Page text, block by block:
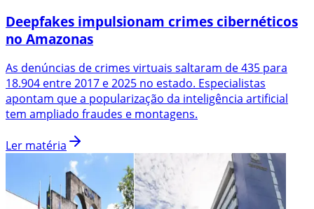
Deepfakes impulsionam crimes cibernéticos
no Amazonas
As denúncias de crimes virtuais saltaram de 435 para
18.904 entre 2017 e 2025 no estado. Especialistas
apontam que a popularização da inteligência artificial
tem ampliado fraudes e montagens.
Ler matéria